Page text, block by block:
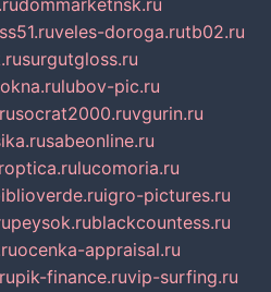
dommarketnsk.ru
veles-doroga.rutb02.ru
surgutgloss.ru
lubov-pic.ru
socrat2000.ruvgurin.ru
sabeonline.ru
lucomoria.ru
igro-pictures.ru
peysok.rublackcountess.ru
ocenka-appraisal.ru
pik-finance.ruvip-surfing.ru